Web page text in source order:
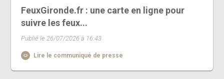
FeuxGironde.fr : une carte en ligne pour
suivre les feux...
Publié le 26/07/2026 à 16:43
Lire le communiqué de presse